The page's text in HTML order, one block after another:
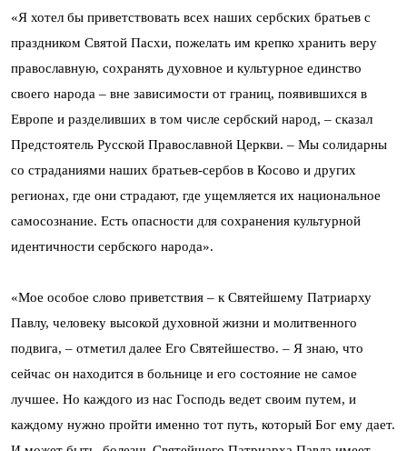
«Я хотел бы приветствовать всех наших сербских братьев с
праздником Святой Пасхи, пожелать им крепко хранить веру
православную, сохранять духовное и культурное единство
своего народа – вне зависимости от границ, появившихся в
Европе и разделивших в том числе сербский народ, – сказал
Предстоятель Русской Православной Церкви. – Мы солидарны
со страданиями наших братьев-сербов в Косово и других
регионах, где они страдают, где ущемляется их национальное
самосознание. Есть опасности для сохранения культурной
идентичности сербского народа».
«Мое особое слово приветствия – к Святейшему Патриарху
Павлу, человеку высокой духовной жизни и молитвенного
подвига, – отметил далее Его Святейшество. – Я знаю, что
сейчас он находится в больнице и его состояние не самое
лучшее. Но каждого из нас Господь ведет своим путем, и
каждому нужно пройти именно тот путь, который Бог ему дает.